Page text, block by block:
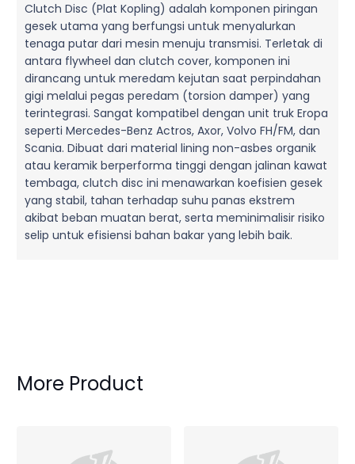
Clutch Disc (Plat Kopling) adalah komponen piringan
gesek utama yang berfungsi untuk menyalurkan
tenaga putar dari mesin menuju transmisi. Terletak di
antara flywheel dan clutch cover, komponen ini
dirancang untuk meredam kejutan saat perpindahan
gigi melalui pegas peredam (torsion damper) yang
terintegrasi. Sangat kompatibel dengan unit truk Eropa
seperti Mercedes-Benz Actros, Axor, Volvo FH/FM, dan
Scania. Dibuat dari material lining non-asbes organik
atau keramik berperforma tinggi dengan jalinan kawat
tembaga, clutch disc ini menawarkan koefisien gesek
yang stabil, tahan terhadap suhu panas ekstrem
akibat beban muatan berat, serta meminimalisir risiko
selip untuk efisiensi bahan bakar yang lebih baik.
More Product